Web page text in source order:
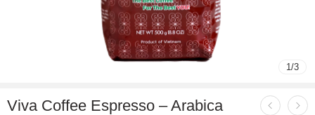
1/3
Viva Coffee Espresso – Arabica